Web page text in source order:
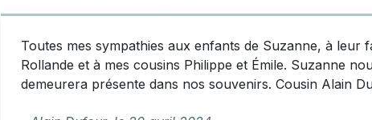
Toutes mes sympathies aux enfants de Suzanne, à leur
Rollande et à mes cousins Philippe et Émile. Suzanne
demeurera présente dans nos souvenirs. Cousin Alain